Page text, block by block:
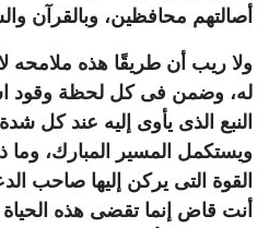
أصالتهم محافظين، وبالقرآن
ولا ريب أن طريقًا هذه ملامحه
له، وضمن فى كل لحظة وقود
النبع الذى يأوى إليه عند كل
ويستكمل المسير المبارك، وما
القوة التى يركن إليها صاحب
أنت قاض إنما تقضى هذه الحياة